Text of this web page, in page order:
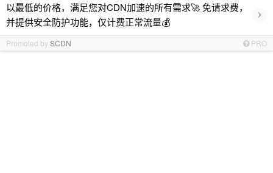
以最低的价格，满足您对CDN加速的所有需求🚀 免请求费，
并提供安全防护功能，仅计费正常流量💰
›
Promoted bySCDN PRO